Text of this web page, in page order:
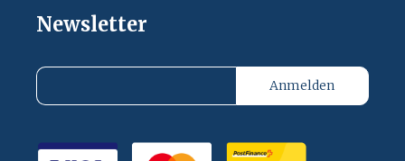
Newsletter
Anmelden